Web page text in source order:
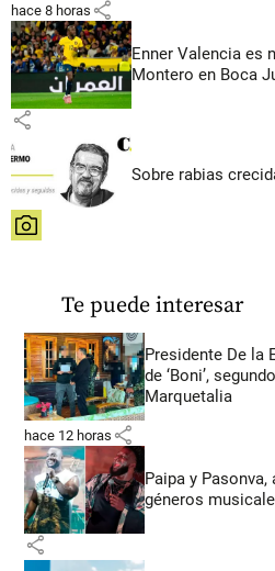
hace 8 horas share
Enner Valencia es
Montero en Boca
share
Sobre rabias
share
Te puede interesar
Presidente De la
de ‘Boni’,
Marquetalia
hace 12 horas share
Paipa y
géneros
share